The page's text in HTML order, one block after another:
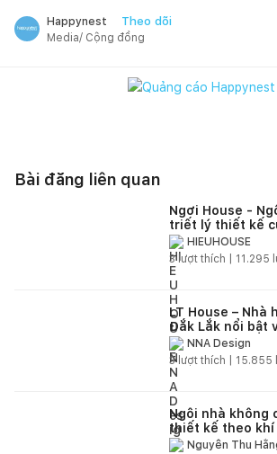
Happynest Theo dõi
Media/ Cộng đồng
Bài đăng liên quan
Ngơi House -
triết lý thiết kế
HIEUHOUSE
3lượt thích | 11.295
LT House – Nhà
Đắk Lắk nổi bật
và hệ sân vườn
nhiên
NNA Design
3lượt thích | 15.855
Ngôi nhà không
thiết kế theo khí
Nguyễn Thu